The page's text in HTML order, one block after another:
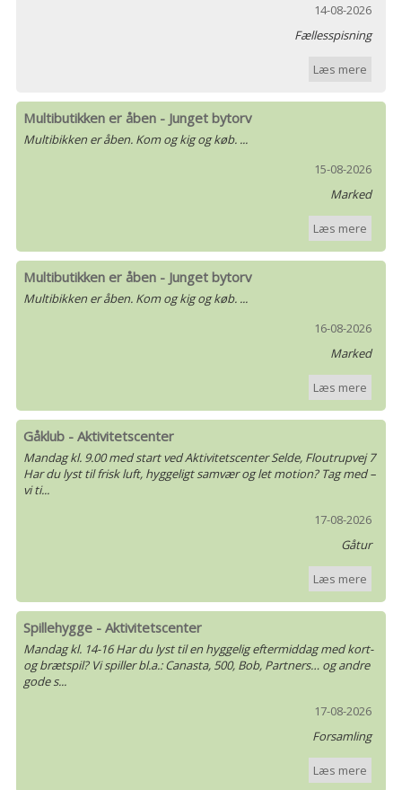
14-08-2026
Fællesspisning
Læs mere
Multibutikken er åben - Junget bytorv
Multibikken er åben. Kom og kig og køb. ...
15-08-2026
Marked
Læs mere
Multibutikken er åben - Junget bytorv
Multibikken er åben. Kom og kig og køb. ...
16-08-2026
Marked
Læs mere
Gåklub - Aktivitetscenter
Mandag kl. 9.00 med start ved Aktivitetscenter Selde, Floutrupvej 7
Har du lyst til frisk luft, hyggeligt samvær og let motion? Tag med –
vi ti...
17-08-2026
Gåtur
Læs mere
Spillehygge - Aktivitetscenter
Mandag kl. 14-16 Har du lyst til en hyggelig eftermiddag med kort-
og brætspil? Vi spiller bl.a.: Canasta, 500, Bob, Partners… og andre
gode s...
17-08-2026
Forsamling
Læs mere